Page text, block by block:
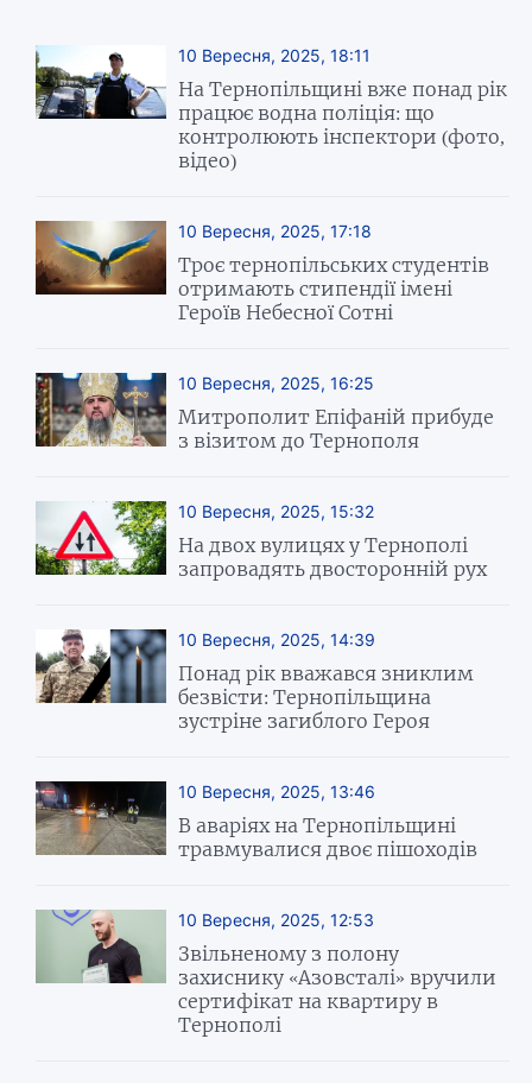
10 Вересня, 2025, 18:11
На Тернопільщині вже понад рік
працює водна поліція: що
контролюють інспектори (фото,
відео)
10 Вересня, 2025, 17:18
Троє тернопільських студентів
отримають стипендії імені
Героїв Небесної Сотні
10 Вересня, 2025, 16:25
Митрополит Епіфаній прибуде
з візитом до Тернополя
10 Вересня, 2025, 15:32
На двох вулицях у Тернополі
запровадять двосторонній рух
10 Вересня, 2025, 14:39
Понад рік вважався зниклим
безвісти: Тернопільщина
зустріне загиблого Героя
10 Вересня, 2025, 13:46
В аваріях на Тернопільщині
травмувалися двоє пішоходів
10 Вересня, 2025, 12:53
Звільненому з полону
захиснику «Азовсталі» вручили
сертифікат на квартиру в
Тернополі